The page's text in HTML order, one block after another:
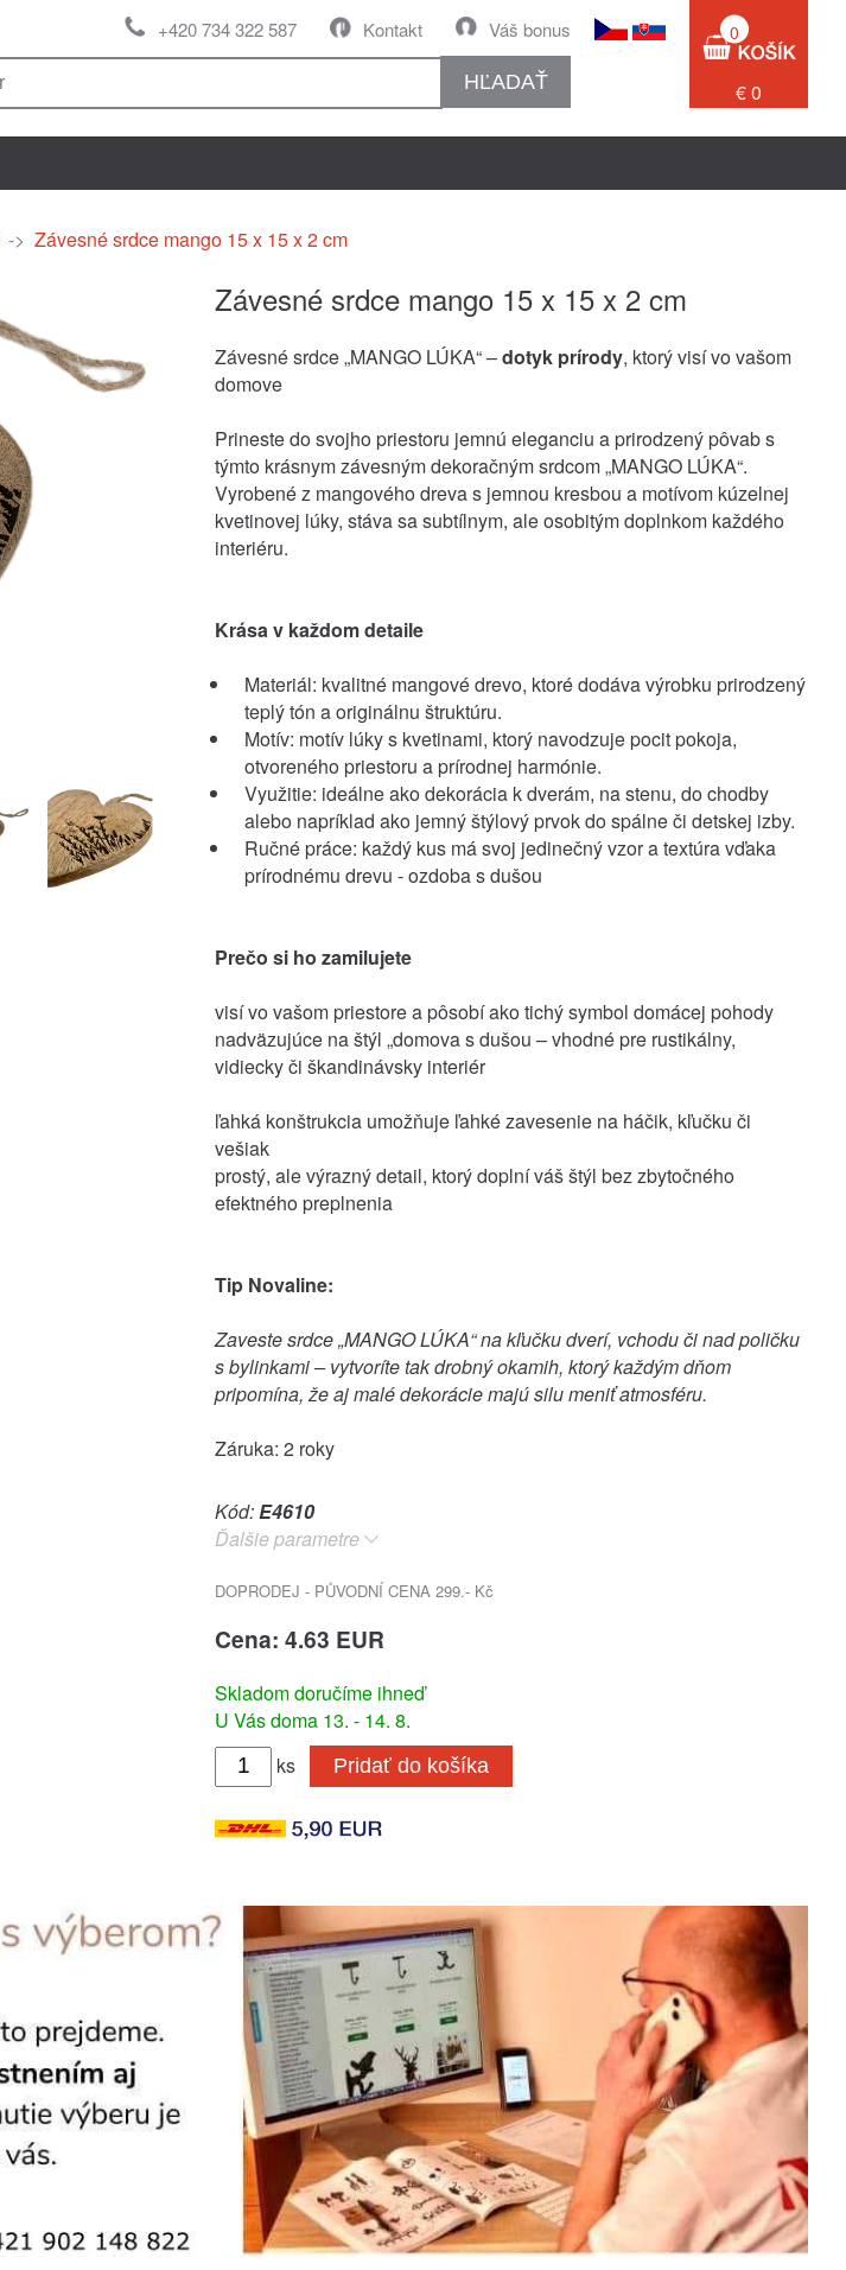
Váš bonus
Kontakt
+420 734 322 587
HĽADAŤ
0
€ 0
-> Závesné srdce mango 15 x 15 x 2 cm
Závesné srdce mango 15 x 15 x 2 cm
Závesné srdce „MANGO LÚKA“ –dotyk prírody, ktorý visí vo vašom
domove
Prineste do svojho priestoru jemnú eleganciu a prirodzený pôvab s
týmto krásnym závesným dekoračným srdcom „MANGO LÚKA“.
Vyrobené z mangového dreva s jemnou kresbou a motívom kúzelnej
kvetinovej lúky, stáva sa subtílnym, ale osobitým doplnkom každého
interiéru.
Krása v každom detaile
Materiál: kvalitné mangové drevo, ktoré dodáva výrobku prirodzený
teplý tón a originálnu štruktúru.
Motív: motív lúky s kvetinami, ktorý navodzuje pocit pokoja,
otvoreného priestoru a prírodnej harmónie.
Využitie: ideálne ako dekorácia k dverám, na stenu, do chodby
alebo napríklad ako jemný štýlový prvok do spálne či detskej izby.
Ručné práce: každý kus má svoj jedinečný vzor a textúra vďaka
prírodnému drevu - ozdoba s dušou
Prečo si ho zamilujete
visí vo vašom priestore a pôsobí ako tichý symbol domácej pohody
nadväzujúce na štýl „domova s ​​dušou – vhodné pre rustikálny,
vidiecky či škandinávsky interiér
ľahká konštrukcia umožňuje ľahké zavesenie na háčik, kľučku či
vešiak
prostý, ale výrazný detail, ktorý doplní váš štýl bez zbytočného
efektného preplnenia
Tip Novaline:
Zaveste srdce „MANGO LÚKA“ na kľučku dverí, vchodu či nad poličku
s bylinkami – vytvoríte tak drobný okamih, ktorý každým dňom
pripomína, že aj malé dekorácie majú silu meniť atmosféru.
Záruka: 2 roky
Kód:E4610
Ďalšie parametre
DOPRODEJ - PŮVODNÍ CENA 299.- Kč
Cena: 4.63 EUR
Skladom doručíme ihneď
U Vás doma 13. - 14. 8.
ks
Pridať do košíka